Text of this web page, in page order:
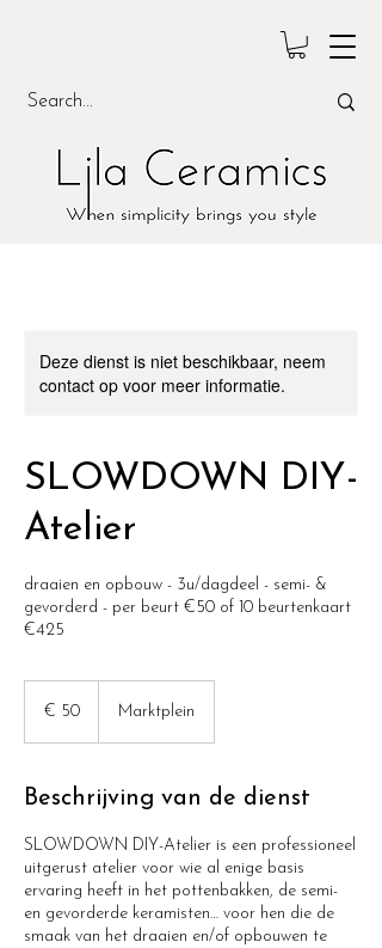
Deze dienst is niet beschikbaar, neem
contact op voor meer informatie.
SLOWDOWN DIY-
Atelier
draaien en opbouw - 3u/dagdeel - semi- &
gevorderd - per beurt €50 of 10 beurtenkaart
€425
euro
€ 50 Marktplein
Beschrijving van de dienst
SLOWDOWN DIY-Atelier is een professioneel
uitgerust atelier voor wie al enige basis
ervaring heeft in het pottenbakken, de semi-
en gevorderde keramisten… voor hen die de
smaak van het draaien en/of opbouwen te